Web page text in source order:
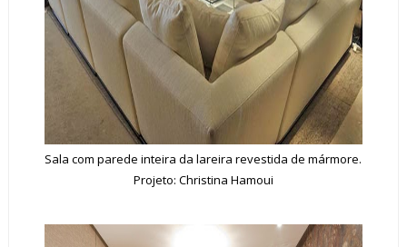
Sala com parede inteira da lareira revestida de mármore.
Projeto: Christina Hamoui